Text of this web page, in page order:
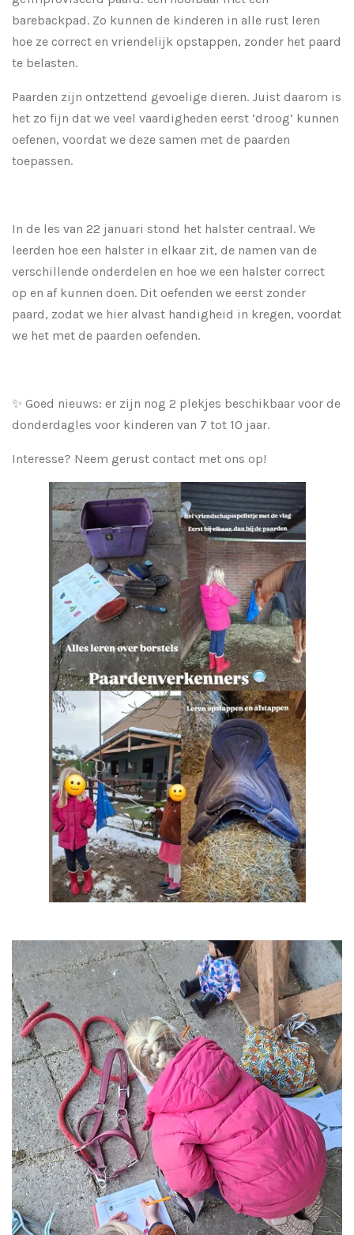
barebackpad. Zo kunnen de kinderen in alle rust leren
hoe ze correct en vriendelijk opstappen, zonder het paard
te belasten.
Paarden zijn ontzettend gevoelige dieren. Juist daarom is
het zo fijn dat we veel vaardigheden eerst ‘droog’ kunnen
oefenen, voordat we deze samen met de paarden
toepassen.
In de les van 22 januari stond het halster centraal. We
leerden hoe een halster in elkaar zit, de namen van de
verschillende onderdelen en hoe we een halster correct
op en af kunnen doen. Dit oefenden we eerst zonder
paard, zodat we hier alvast handigheid in kregen, voordat
we het met de paarden oefenden.
✨ Goed nieuws: er zijn nog 2 plekjes beschikbaar voor de
donderdagles voor kinderen van 7 tot 10 jaar.
Interesse? Neem gerust contact met ons op!